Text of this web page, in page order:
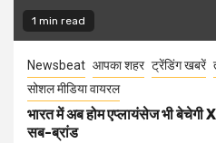
1 min read
Newsbeat आपका शहर ट्रेंडिंग खबरें
सोशल मीडिया वायरल
भारत में अब होम एप्लायंसेज भी
सब-ब्रांड